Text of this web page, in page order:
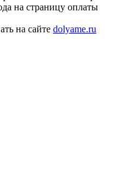
на страницу оплаты
на сайте dolyame.ru